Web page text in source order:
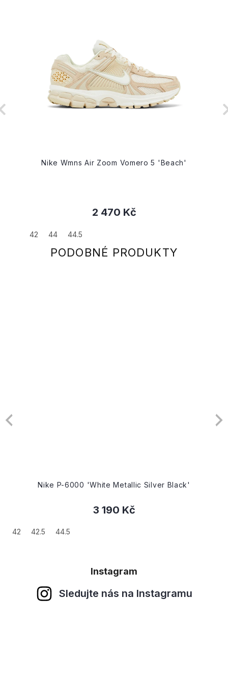
Nike Wmns Air Zoom Vomero 5 'Beach'
2 470 Kč
42 44 44.5
Nike P-6000 'White Metallic Silver Black'
3 190 Kč
42 42.5 44.5
Instagram
Sledujte nás na Instagramu